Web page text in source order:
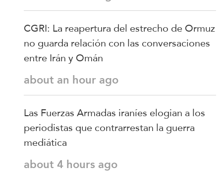
CGRI: La reapertura del estrecho de Ormuz
no guarda relación con las conversaciones
entre Irán y Omán
about an hour ago
Las Fuerzas Armadas iraníes elogian a los
periodistas que contrarrestan la guerra
mediática
about 4 hours ago